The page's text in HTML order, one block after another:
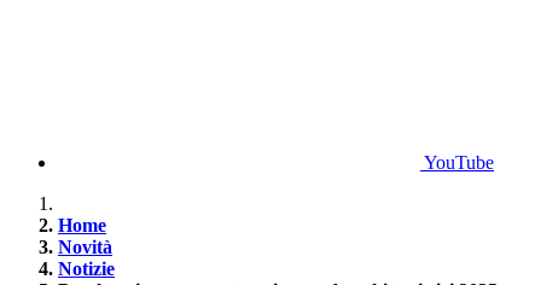
YouTube
Home
Novità
Notizie